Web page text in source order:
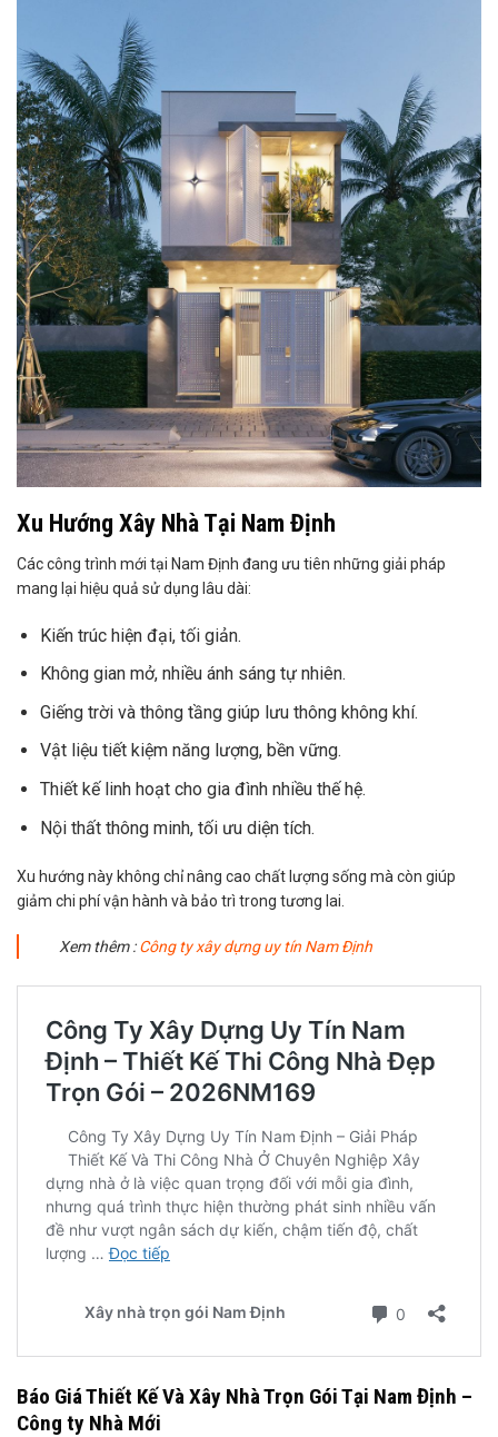
Xu Hướng Xây Nhà Tại Nam Định
Các công trình mới tại Nam Định đang ưu tiên những giải pháp
mang lại hiệu quả sử dụng lâu dài:
Kiến trúc hiện đại, tối giản.
Không gian mở, nhiều ánh sáng tự nhiên.
Giếng trời và thông tầng giúp lưu thông không khí.
Vật liệu tiết kiệm năng lượng, bền vững.
Thiết kế linh hoạt cho gia đình nhiều thế hệ.
Nội thất thông minh, tối ưu diện tích.
Xu hướng này không chỉ nâng cao chất lượng sống mà còn giúp
giảm chi phí vận hành và bảo trì trong tương lai.
Xem thêm :Công ty xây dựng uy tín Nam Định
Báo Giá Thiết Kế Và Xây Nhà Trọn Gói Tại Nam Định –
Công ty Nhà Mới